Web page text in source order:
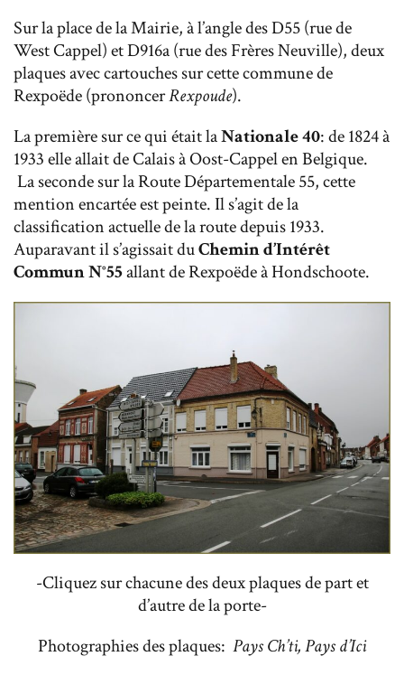
Sur la place de la Mairie, à l’angle des D55 (rue de
West Cappel) et D916a (rue des Frères Neuville), deux
plaques avec cartouches sur cette commune de
Rexpoëde (prononcerRexpoude).
La première sur ce qui était laNationale 40: de 1824 à
1933 elle allait de Calais à Oost-Cappel en Belgique.
La seconde sur la Route Départementale 55, cette
mention encartée est peinte. Il s’agit de la
classification actuelle de la route depuis 1933.
Auparavant il s’agissait duChemin d’Intérêt
Commun N°55allant de Rexpoëde à Hondschoote.
-Cliquez sur chacune des deux plaques de part et
d’autre de la porte-
Photographies des plaques: Pays Ch’ti, Pays d’Ici